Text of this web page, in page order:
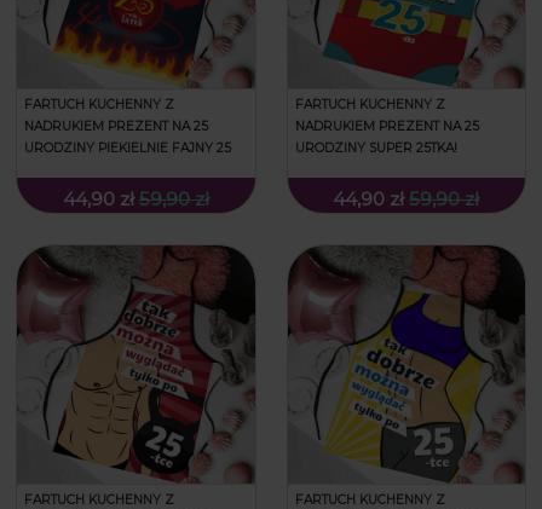
FARTUCH KUCHENNY Z
NADRUKIEM PREZENT NA 25
URODZINY PIEKIELNIE FAJNY 25
44,90 zł 59,90 zł
FARTUCH KUCHENNY Z
NADRUKIEM PREZENT NA 25
URODZINY SUPER 25TKA!
44,90 zł 59,90 zł
FARTUCH KUCHENNY Z
FARTUCH KUCHENNY Z